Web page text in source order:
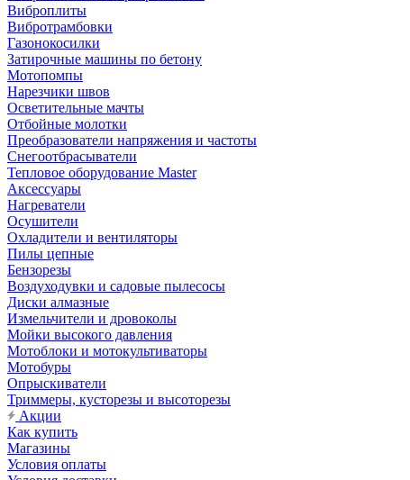
Виброплиты
Вибротрамбовки
Газонокосилки
Затирочные машины по бетону
Мотопомпы
Нарезчики швов
Осветительные мачты
Отбойные молотки
Преобразователи напряжения и частоты
Снегоотбрасыватели
Тепловое оборудование Master
Аксессуары
Нагреватели
Осушители
Охладители и вентиляторы
Пилы цепные
Бензорезы
Воздуходувки и садовые пылесосы
Диски алмазные
Измельчители и дровоколы
Мойки высокого давления
Мотоблоки и мотокультиваторы
Мотобуры
Опрыскиватели
Триммеры, кусторезы и высоторезы
Акции
Как купить
Магазины
Условия оплаты